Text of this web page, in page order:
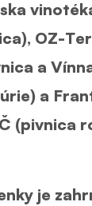
OZ-
a
a
(pivnica
je